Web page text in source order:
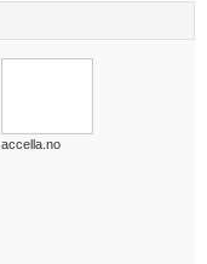
accella.no